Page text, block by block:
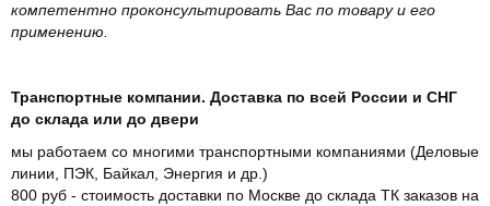
компетентно проконсультировать Вас по товару и его
применению.
Транспортные компании. Доставка по всей России и СНГ
до склада или до двери
мы работаем со многими транспортными компаниями (Деловые
линии, ПЭК, Байкал, Энергия и др.)
800 руб - стоимость доставки по Москве до склада ТК заказов на